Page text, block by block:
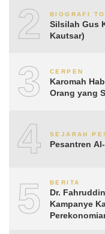
2 BIOGRAFI
Silsilah Gus
Kautsar)
3 CERPEN
Karomah
Orang yang
4 SEJARAH
Pesantren
5 BERITA
Dr.
Kampanye